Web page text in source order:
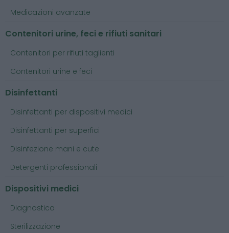
Medicazioni avanzate
Contenitori urine, feci e rifiuti sanitari
Contenitori per rifiuti taglienti
Contenitori urine e feci
Disinfettanti
Disinfettanti per dispositivi medici
Disinfettanti per superfici
Disinfezione mani e cute
Detergenti professionali
Dispositivi medici
Diagnostica
Sterilizzazione